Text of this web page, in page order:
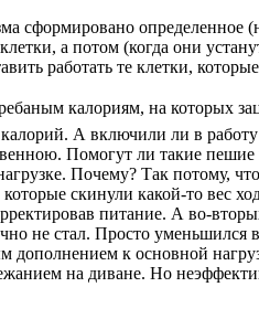
сформировано
а потом (когда они
работать те клетки,
калориям, на которых
А включили ли в
Помогут ли такие пешие
Почему? Так потому,
скинули какой-то вес
питание. А во-
не стал. Просто
дополнением к основной
на диване. Но